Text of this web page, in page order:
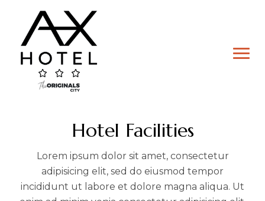
content
Hotel Facilities
Lorem ipsum dolor sit amet, consectetur
adipisicing elit, sed do eiusmod tempor
incididunt ut labore et dolore magna aliqua. Ut